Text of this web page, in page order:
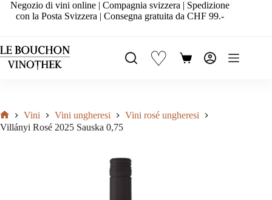
SaltaNegozio di vini online | Compagnia svizzera | Spedizione
con la Posta Svizzera | Consegna gratuita da CHF 99.-
♡ Carrello
Home
Vini Vini ungheresi
Vini rosé ungheresi
Villányi Rosé 2025 Sauska 0,75